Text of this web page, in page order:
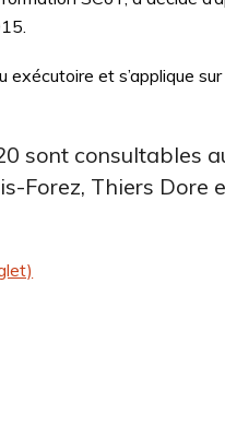
et s’applique
sont consultables
Forez, Thiers Dore